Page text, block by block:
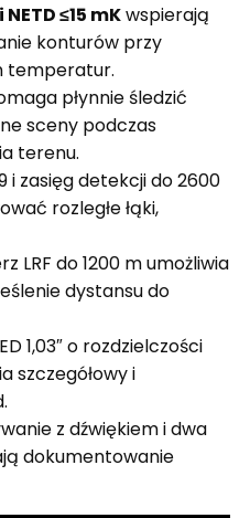
≤15 mKwspierają
konturów przy
temperatur.
płynnie śledzić
sceny podczas
terenu.
i zasięg detekcji do 2600
rozległe łąki,
LRF do 1200 m umożliwia
dystansu do
1,03″ o rozdzielczości
szczegółowy i
z dźwiękiem i dwa
dokumentowanie